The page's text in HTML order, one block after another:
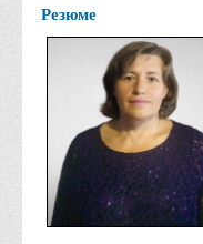
Резюме